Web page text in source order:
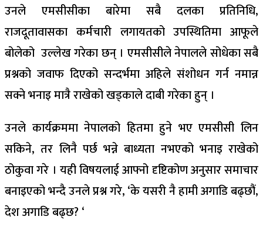
उनले एमसीसीका बारेमा सबै दलका प्रतिनिधि,
राजदूतावासका कर्मचारी लगायतको उपस्थितिमा आफूले
बोलेको उल्लेख गरेका छन् । एमसीसीले नेपालले सोधेका सबै
प्रश्नको जवाफ दिएको सन्दर्भमा अहिले संशोधन गर्न नमान्न
सक्ने भनाइ मात्रै राखेको खड्काले दाबी गरेका हुन् ।
उनले कार्यक्रममा नेपालको हितमा हुने भए एमसीसी लिन
सकिने, तर लिनै पर्छ भन्ने बाध्यता नभएको भनाइ राखेको
ठोकुवा गरे । यही विषयलाई आफ्नो दृष्टिकोण अनुसार समाचार
बनाइएको भन्दै उनले प्रश्न गरे, ‘के यसरी नै हामी अगाडि बढ्छौं,
देश अगाडि बढ्छ? ‘